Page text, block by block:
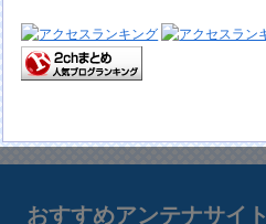
おすすめアンテナサイト